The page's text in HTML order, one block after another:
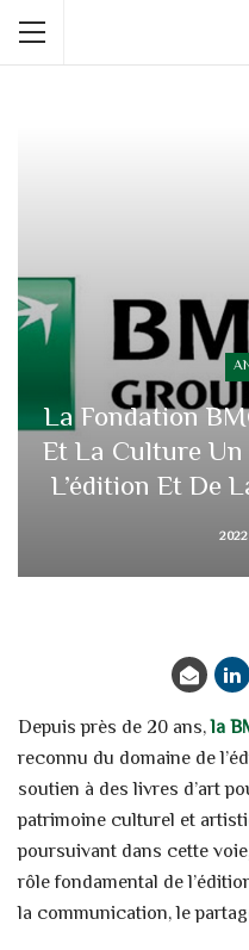
La Fondation
Et La Culture
L’édition Et De
Depuis près de 20 ans,la
reconnu du domaine de
soutien à des livres d’art
patrimoine culturel et
poursuivant dans cette
rôle fondamental de
la communication, le